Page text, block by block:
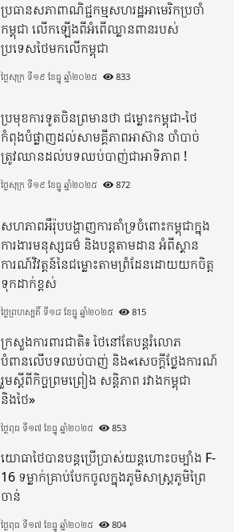
ប្រធានសភាពាណិជ្ជកម្មសហរដ្ឋអាមេរិកប្រចាំ
កម្ពុជា លើកឡើងពីអំពើឈ្លានពានរបស់
ប្រទេសថៃមកលើកម្ពុជា
ថ្ងៃសុក្រ ទី១៩ ខែធ្នូ ឆ្នាំ២០២៥ 833
ប្រមុខការទូតចិនព្រមានថា ជម្លោះកម្ពុជា-ថៃ
កំពុងបំផ្លាញដល់សាមគ្គីភាពអាស៊ាន ចាំបាច់
ត្រូវឈានដល់បទឈប់បាញ់ជាអាទិភាព !
ថ្ងៃសុក្រ ទី១៩ ខែធ្នូ ឆ្នាំ២០២៥ 872
សហភាពអឺរ៉ុបបង្ហាញការគាំទ្រចំពោះកម្ពុជាក្នុង
ការងារមនុស្សធម៌ និងបន្តតាមដាន អំពីស្ថាន
ការណ៍វិវត្តន៍នៃជម្លោះតាមព្រំដែនដោយយកចិត្ត
ទុកដាក់ខ្ពស់
ថ្ងៃព្រហស្បតិ៍ ទី១៨ ខែធ្នូ ឆ្នាំ២០២៥ 815
ក្រសួងការពារជាតិ៖ ថៃនៅតែបន្តរំលោភ
បំពានលើបទឈប់បាញ់ និង«សេចក្តីថ្លែងការណ៍
រួមស្តីពីកិច្ចព្រមព្រៀង សន្តិភាព រវាងកម្ពុជា
និងថៃ»
ថ្ងៃពុធ ទី១៧ ខែធ្នូ ឆ្នាំ២០២៥ 853
យោធាថៃបានបន្តប្រើប្រាស់យន្តហោះចម្បាំង F-
16 ទម្លាក់គ្រាប់បែកចូលក្នុងភូមិសាស្ត្រភូមិព្រៃ
ចាន់
ថ្ងៃពុធ ទី១៧ ខែធ្នូ ឆ្នាំ២០២៥ 804